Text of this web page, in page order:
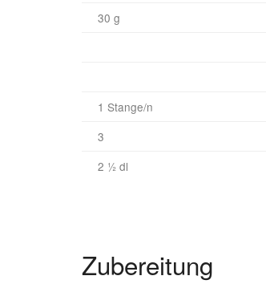
30 g
1 Stange/n
3
2 ½ dl
Zubereitung